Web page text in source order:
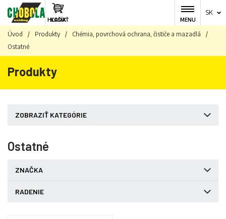
MENU
KOŠÍK
SK
HĽADAŤ
Úvod / Produkty / Chémia, povrchová ochrana, čističe a mazadlá
/
Ostatné
Produkty
ZOBRAZIŤ KATEGÓRIE
Ostatné
ZNAČKA
RADENIE